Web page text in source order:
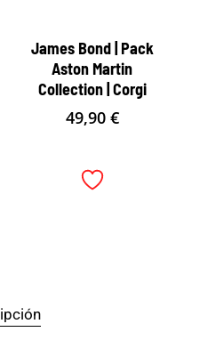
James Bond | Pack
Aston Martin
Collection | Corgi
49,90 €